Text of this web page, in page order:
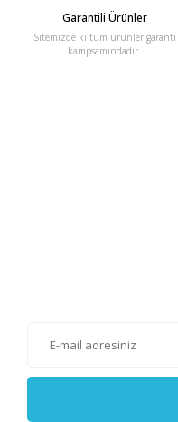
Garantili Ürünler
Sitemizde ki tüm ürünler garanti
kampsamındadır.